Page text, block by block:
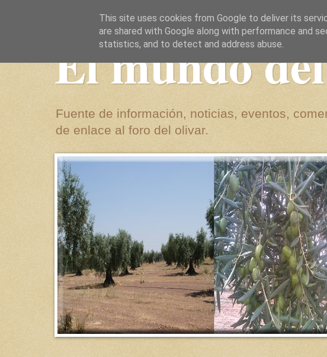
El mundo
Fuente de información, noticias, eventos,
de enlace al foro del olivar.
This site uses cookies from Google to deliver its
are shared with Google along with performance and
statistics, and to detect and address abuse.